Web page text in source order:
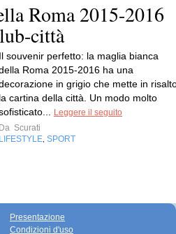
Roma 2015-2016
città
Il souvenir perfetto: la maglia bianca
Roma 2015-2016 ha una
in grigio che mette in
la cartina della città. Un modo molto
Leggere il seguito
Da Scurati
LIFESTYLE SPORT
Presentazione
Condizioni d'uso